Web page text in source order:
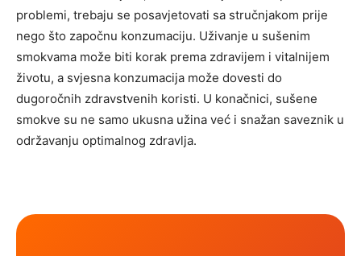
problemi, trebaju se posavjetovati sa stručnjakom prije
nego što započnu konzumaciju. Uživanje u sušenim
smokvama može biti korak prema zdravijem i vitalnijem
životu, a svjesna konzumacija može dovesti do
dugoročnih zdravstvenih koristi. U konačnici, sušene
smokve su ne samo ukusna užina već i snažan saveznik u
održavanju optimalnog zdravlja.